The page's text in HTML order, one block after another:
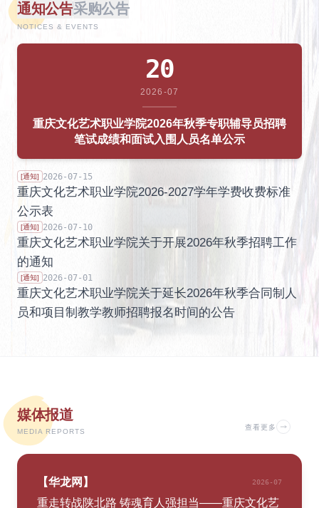
通知公告采购公告
NOTICES & EVENTS
20
2026-07
重庆文化艺术职业学院2026年秋季专职辅导员招聘
笔试成绩和面试入围人员名单公示
[通知] 2026-07-15
重庆文化艺术职业学院2026-2027学年学费收费标准
公示表
[通知] 2026-07-10
重庆文化艺术职业学院关于开展2026年秋季招聘工作
的通知
[通知] 2026-07-01
重庆文化艺术职业学院关于延长2026年秋季合同制人
员和项目制教学教师招聘报名时间的公告
媒体报道
MEDIA REPORTS
查看更多
【华龙网 】 2026-07
重走转战陕北路 铸魂育人强担当——重庆文化艺